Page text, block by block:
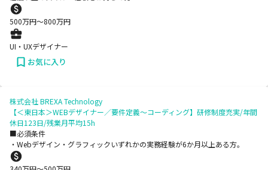
500万円〜800万円
UI・UXデザイナー
お気に入り
株式会社 BREXA Technology
【＜東日本＞WEBデザイナー／要件定義～コーディング】研修制度充実/年間
休日123日/残業月平均15h
■必須条件
・Webデザイン・グラフィックいずれかの実務経験が6か月以上ある方。